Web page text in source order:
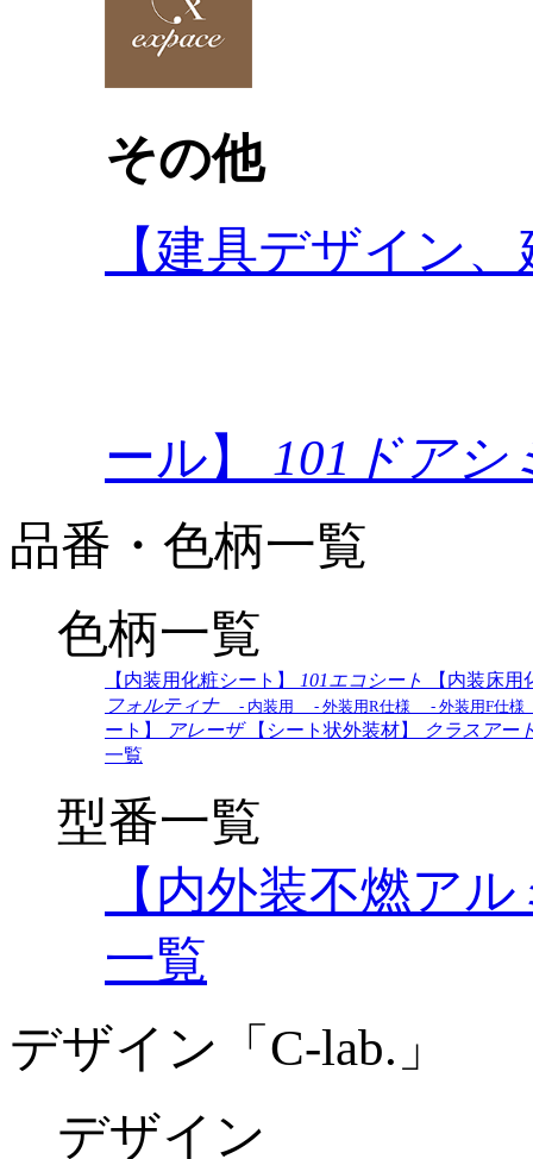
その他
【建具デザイン
ール】
101ドア
品番・色柄一覧
色柄一覧
【内装用化粧シート】 101エコシート
【内装床
フォルティナ
- 内装用 - 外装用R仕様 - 外装用F仕様
ート】 アレーザ 【シート状外装材】
クラスアー
一覧
型番一覧
【内外装不燃ア
一覧
デザイン「C-lab.」
デザイン